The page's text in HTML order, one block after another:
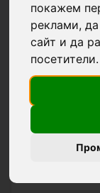
покажем
реклами,
сайт и да
посетители.